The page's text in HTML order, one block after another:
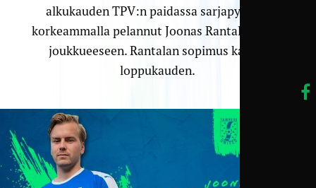
alkukauden TPV:n paidassa sarjapykälää
korkeammalla pelannut Joonas Rantala liittyy
joukkueeseen. Rantalan sopimus kattaa
loppukauden.